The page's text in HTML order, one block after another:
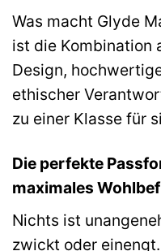
Was macht Glyde
ist die Kombination
Design,
ethischer
zu einer Klasse für
Die perfekte
maximales
Nichts ist
zwickt oder